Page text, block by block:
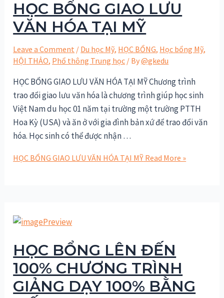
HỌC BỔNG GIAO LƯU
VĂN HÓA TẠI MỸ
Leave a Comment / Du học Mỹ, HỌC BỔNG, Học bổng Mỹ,
HỘI THẢO, Phổ thông Trung học / By@gkedu
HỌC BỔNG GIAO LƯU VĂN HÓA TẠI MỸ Chương trình
trao đổi giao lưu văn hóa là chương trình giúp học sinh
Việt Nam du học 01 năm tại trường một trường PTTH
Hoa Kỳ (USA) và ăn ở với gia đình bản xứ để trao đổi văn
hóa. Học sinh có thể được nhận …
HỌC BỔNG GIAO LƯU VĂN HÓA TẠI MỸ Read More »
HỌC BỔNG LÊN ĐẾN
100% CHƯƠNG TRÌNH
GIẢNG DẠY 100% BẰNG